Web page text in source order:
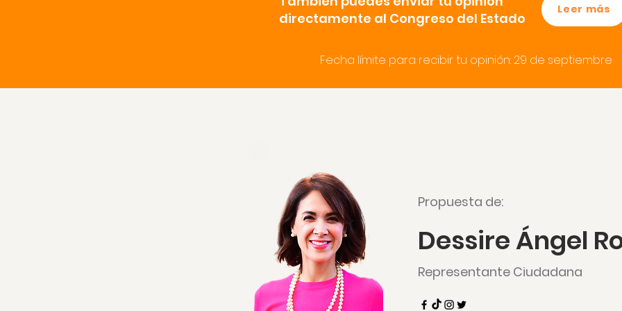
directamente al Congreso del Estado
Leer más
Fecha límite para recibir tu opinión: 29 de septiembre
Propuesta de:
Dessire Ángel
Representante Ciudadana